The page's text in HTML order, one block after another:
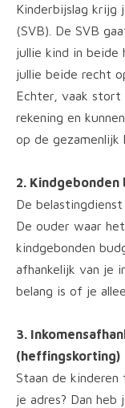
Kinderbijslag krijg
(SVB). De SVB
jullie kind in beide
jullie beide recht
Echter, vaak stort
rekening en
op de gezamenlijk
2. Kindgebonden
De
De ouder waar
kindgebonden
afhankelijk van je
belang is of je
3.
(heffingskorting)
Staan de kinderen
je adres? Dan